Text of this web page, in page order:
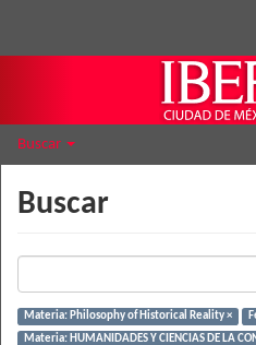
Buscar
Buscar
Materia: Philosophy of Historical Reality ×
Materia: HUMANIDADES Y CIENCIAS DE LA